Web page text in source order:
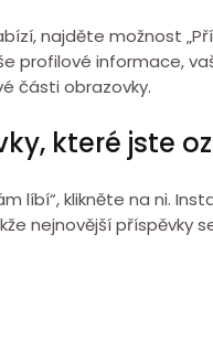
najděte možnost
profilové informace,
části obrazovky.
které jste
líbí“, klikněte na ni.
nejnovější